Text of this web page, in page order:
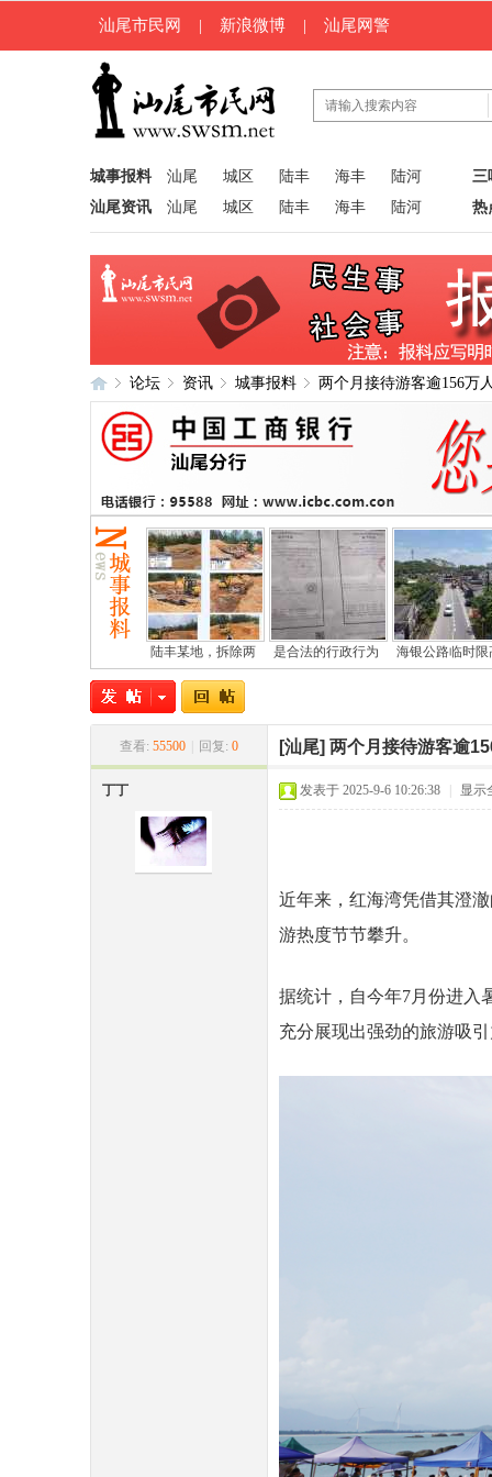
汕尾市民网 | 新浪微博 | 汕尾网警
城事报料 汕尾 城区 陆丰 海丰
陆河
汕尾资讯
汕尾 城区 陆丰 海丰 陆河
三
热
尾
论坛 资讯 城事报料 两个月接待游客逾156万
陆丰某地，拆除两 是合法的行政行为 海银公路临时限
查看: 55500 回复: 0 [汕尾] 两个月接待游客逾
丁丁 发表于 2025-9-6 10:26:38 显示
近年来，红海湾凭借其澄
游热度节节攀升。
据统计，自今年7月份进入
充分展现出强劲的旅游吸